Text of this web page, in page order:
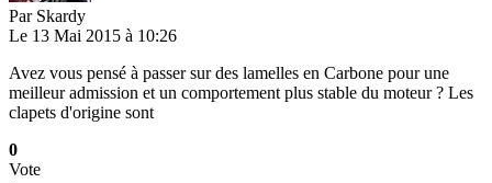
Par Skardy
Le 13 Mai 2015 à 10:26
Avez vous pensé à passer sur des lamelles en Carbone pour une
meilleur admission et un comportement plus stable du moteur ? Les
clapets d'origine sont
0
Vote